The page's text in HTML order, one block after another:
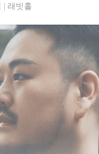
래빗홀